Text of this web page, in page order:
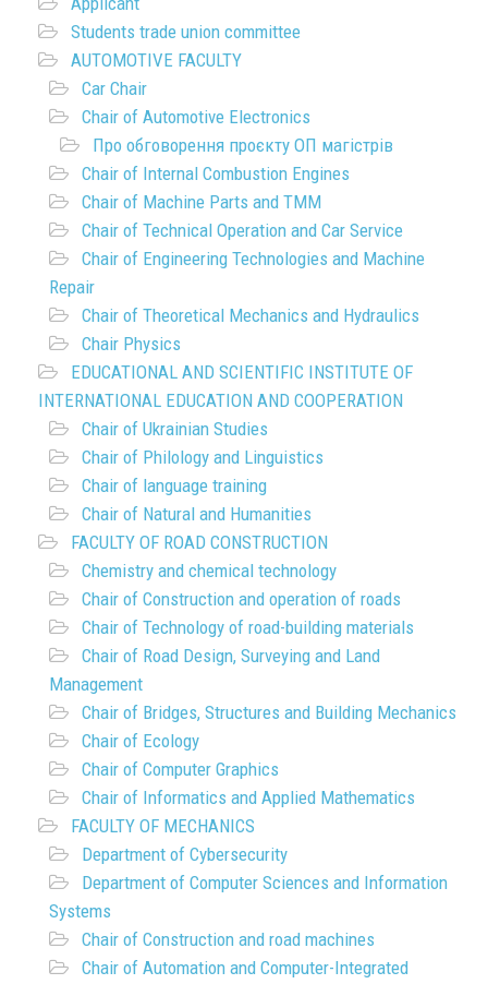
Students trade union committee
AUTOMOTIVE FACULTY
Car Chair
Chair of Automotive Electronics
Про обговорення проєкту ОП магістрів
Chair of Internal Combustion Engines
Chair of Machine Parts and TMM
Chair of Technical Operation and Car Service
Chair of Engineering Technologies and Machine
Repair
Chair of Theoretical Mechanics and Hydraulics
Chair Physics
EDUCATIONAL AND SCIENTIFIC INSTITUTE OF
INTERNATIONAL EDUCATION AND COOPERATION
Chair of Ukrainian Studies
Chair of Philology and Linguistics
Chair of language training
Chair of Natural and Humanities
FACULTY OF ROAD CONSTRUCTION
Chemistry and chemical technology
Chair of Construction and operation of roads
Chair of Technology of road-building materials
Chair of Road Design, Surveying and Land
Management
Chair of Bridges, Structures and Building Mechanics
Chair of Ecology
Chair of Computer Graphics
Chair of Informatics and Applied Mathematics
FACULTY OF MECHANICS
Department of Cybersecurity
Department of Computer Sciences and Information
Systems
Chair of Construction and road machines
Chair of Automation and Computer-Integrated